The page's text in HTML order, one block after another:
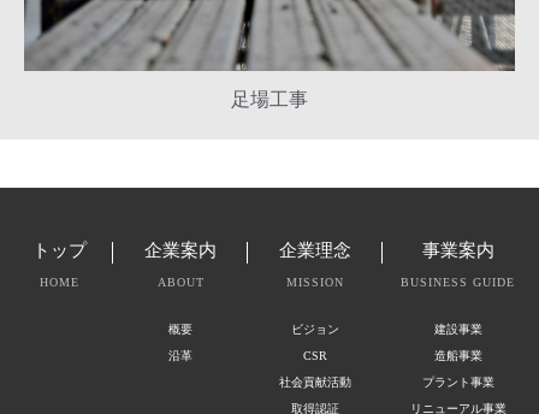
足場工事
トップ
HOME
企業案内
ABOUT
概要
沿革
企業理念
MISSION
ビジョン
CSR
社会貢献活動
取得認証
事業案内
BUSINESS GUIDE
建設事業
造船事業
プラント事業
リニューアル事業